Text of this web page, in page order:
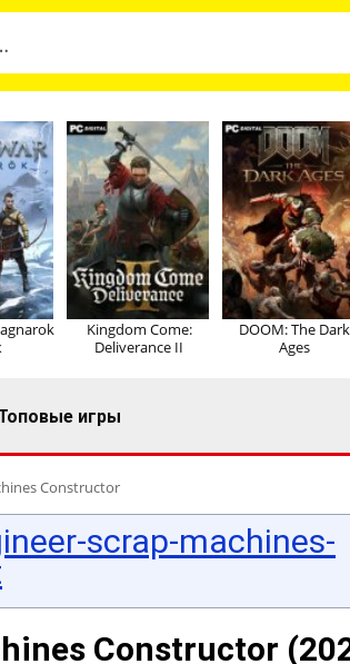
Kingdom Come:
Deliverance II
DOOM: The Dark
Ages
игры
Constructor
scrap-machines-
Constructor